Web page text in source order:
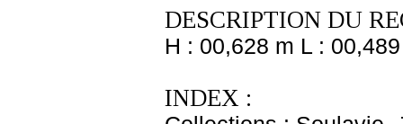
DESCRIPTION DU
H : 00,628 m L :
INDEX :